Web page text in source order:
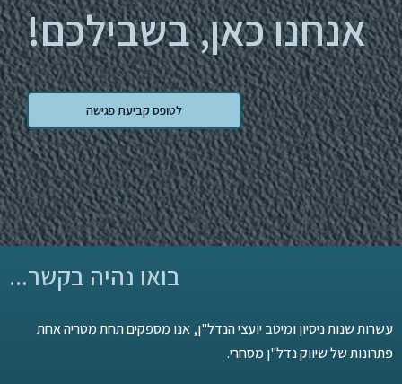
אנחנו כאן, בשבילכם!
לטופס קביעת פגישה
בואו נהיה בקשר...
עשרות שנות ניסיון ומיטב יועצי הנדל"ן, אנו מספקים תחת מטריה אחת
פתרונות של שיווק נדל"ן מסחרי.